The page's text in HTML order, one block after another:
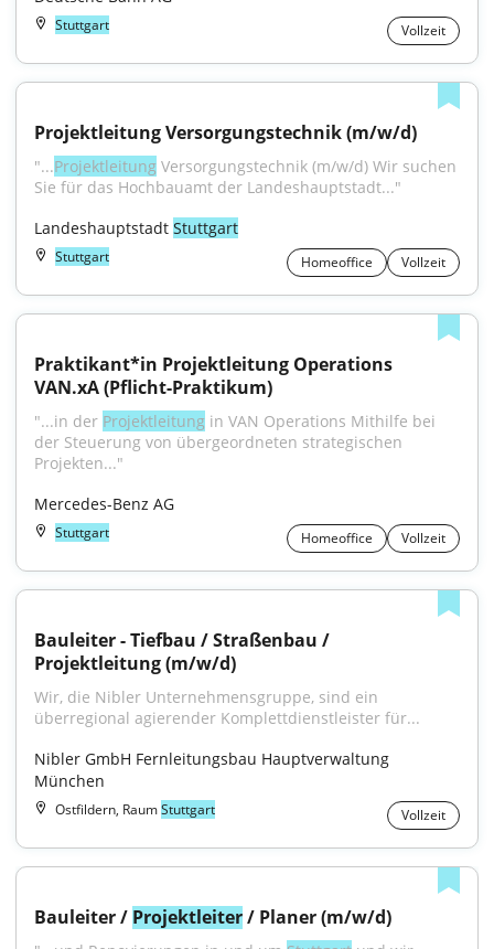
Stuttgart Vollzeit
Projektleitung Versorgungstechnik (m/w/d)
"...Projektleitung Versorgungstechnik (m/w/d) Wir suchen
Sie für das Hochbauamt der Landeshauptstadt..."
Landeshauptstadt Stuttgart
Stuttgart Homeoffice Vollzeit
Praktikant*in Projektleitung Operations
VAN.xA (Pflicht-Praktikum)
"...in der Projektleitung in VAN Operations Mithilfe bei
der Steuerung von übergeordneten strategischen
Projekten..."
Mercedes-Benz AG
Stuttgart Homeoffice Vollzeit
Bauleiter - Tiefbau / Straßenbau /
Projektleitung (m/w/d)
Wir, die Nibler Unternehmensgruppe, sind ein
überregional agierender Komplettdienstleister für...
Nibler GmbH Fernleitungsbau Hauptverwaltung
München
Ostfildern, RaumStuttgart Vollzeit
Bauleiter / Projektleiter / Planer (m/w/d)